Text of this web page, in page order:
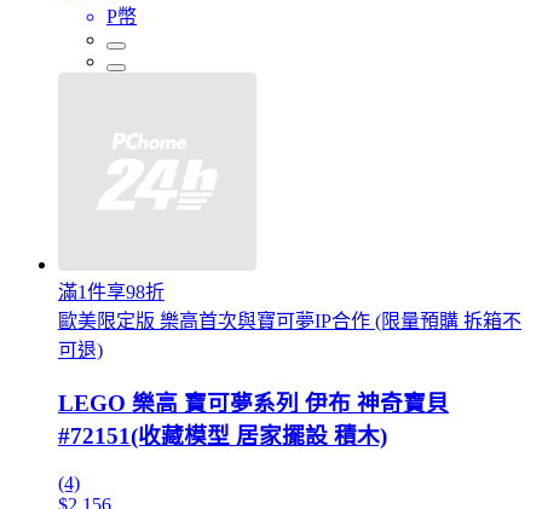
P幣
滿1件享98折
歐美限定版 樂高首次與寶可夢IP合作 (限量預購 拆箱不
可退)
LEGO 樂高 寶可夢系列 伊布 神奇寶貝
#72151(收藏模型 居家擺設 積木)
(4)
$2,156